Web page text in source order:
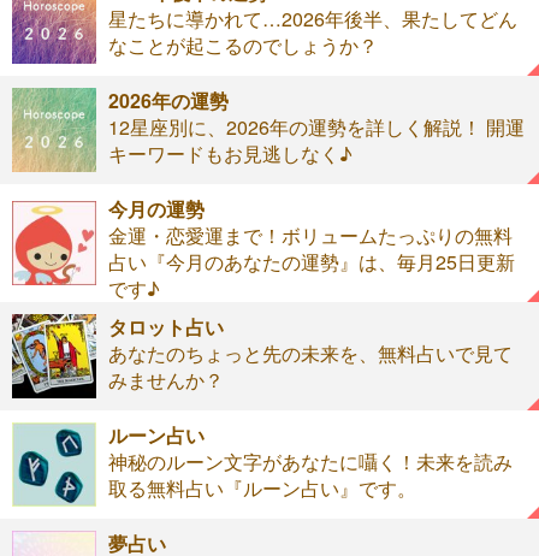
星たちに導かれて…2026年後半、果たしてどん
なことが起こるのでしょうか？
2026年の運勢
12星座別に、2026年の運勢を詳しく解説！ 開運
キーワードもお見逃しなく♪
今月の運勢
金運・恋愛運まで！ボリュームたっぷりの無料
占い『今月のあなたの運勢』は、毎月25日更新
です♪
タロット占い
あなたのちょっと先の未来を、無料占いで見て
みませんか？
ルーン占い
神秘のルーン文字があなたに囁く！未来を読み
取る無料占い『ルーン占い』です。
夢占い